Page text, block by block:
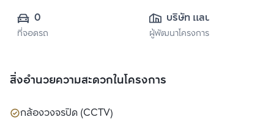
0
ที่จอดรถ
บริษัท แลนด์ แอนด์
เฮ้าส์ จำกัด
ผู้พัฒนาโครงการ
สิ่งอำนวยความสะดวกในโครงการ
กล้องวงจรปิด (CCTV)